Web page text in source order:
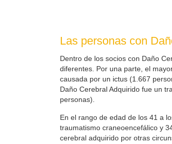
Las personas con
Dentro de los socios con Daño
diferentes. Por una parte, el
causada por un ictus (1.667
Daño Cerebral Adquirido fue un
personas).
En el rango de edad de los 41 a
traumatismo craneoencefálico y
cerebral adquirido por otras